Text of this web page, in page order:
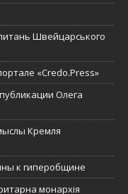
Швейцарського
«Credo.Press»
Олега
Кремля
к гиперобщине
монархія